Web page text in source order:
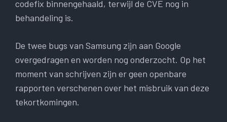
codefix binnengehaald, terwijl de CVE nog in
behandeling is.
De twee bugs van Samsung zijn aan Google
overgedragen en worden nog onderzocht. Op het
moment van schrijven zijn er geen openbare
rapporten verschenen over het misbruik van deze
tekortkomingen.